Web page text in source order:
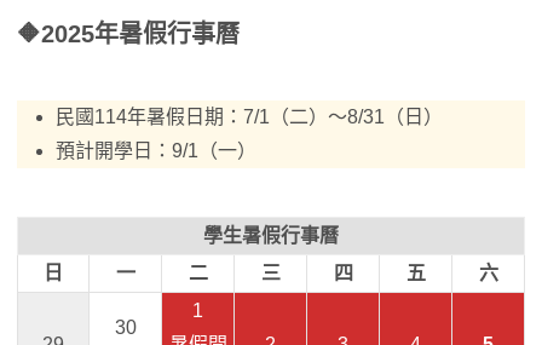
🔶2025年暑假行事曆
民國114年暑假日期：7/1（二）～8/31（日）
預計開學日：9/1（一）
學生暑假行事曆
日
一 二 三 四 五 六
30
1